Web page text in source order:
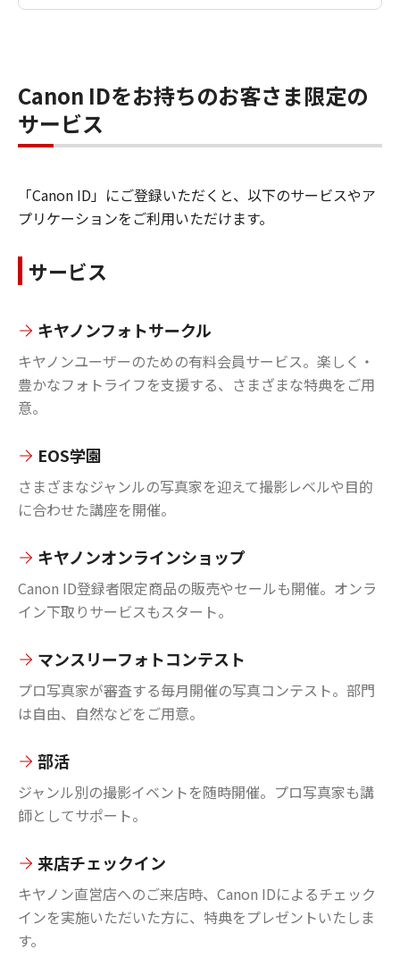
Canon IDをお持ちのお客さま限定の
サービス
「Canon ID」にご登録いただくと、以下のサービスやア
プリケーションをご利用いただけます。
サービス
キヤノンフォトサークル
キヤノンユーザーのための有料会員サービス。楽しく・
豊かなフォトライフを支援する、さまざまな特典をご用
意。
EOS学園
さまざまなジャンルの写真家を迎えて撮影レベルや目的
に合わせた講座を開催。
キヤノンオンラインショップ
Canon ID登録者限定商品の販売やセールも開催。オンラ
イン下取りサービスもスタート。
マンスリーフォトコンテスト
プロ写真家が審査する毎月開催の写真コンテスト。部門
は自由、自然などをご用意。
部活
ジャンル別の撮影イベントを随時開催。プロ写真家も講
師としてサポート。
来店チェックイン
キヤノン直営店へのご来店時、Canon IDによるチェック
インを実施いただいた方に、特典をプレゼントいたしま
す。